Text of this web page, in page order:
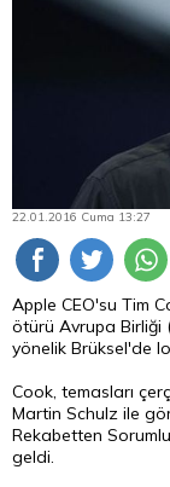
22.01.2016 Cuma 13:27
Apple CEO'su Tim
ötürü Avrupa Birliği
yönelik Brüksel'de
Cook, temasları
Martin Schulz ile
Rekabetten
geldi.